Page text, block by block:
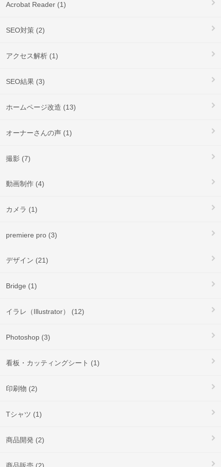
Acrobat Reader (1)
SEO対策 (2)
アクセス解析 (1)
SEO結果 (3)
ホームページ改造 (13)
オーナーさんの声 (1)
撮影 (7)
動画制作 (4)
カメラ (1)
premiere pro (3)
デザイン (21)
Bridge (1)
イラレ（Illustrator） (12)
Photoshop (3)
看板・カッティングシート (1)
印刷物 (2)
Tシャツ (1)
商品開発 (2)